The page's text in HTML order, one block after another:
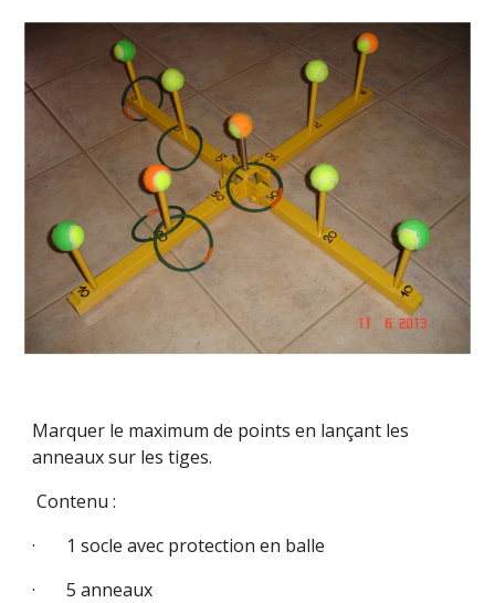
Marquer le maximum de points en lançant les
anneaux sur les tiges.
Contenu :
· 1 socle avec protection en balle
· 5 anneaux